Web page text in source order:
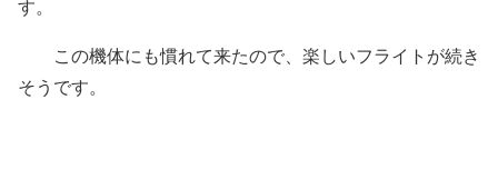
す。
この機体にも慣れて来たので、楽しいフライトが続き
そうです。